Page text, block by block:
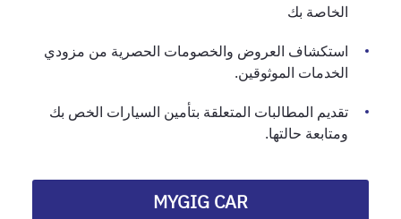
الخاصة بك
استكشاف العروض والخصومات الحصرية من مزودي
الخدمات الموثوقين.
تقديم المطالبات المتعلقة بتأمين السيارات الخص بك
ومتابعة حالتها.
MYGIG CAR